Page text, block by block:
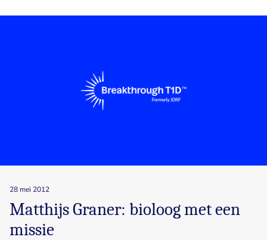
28 mei 2012
Matthijs Graner: bioloog met een
missie